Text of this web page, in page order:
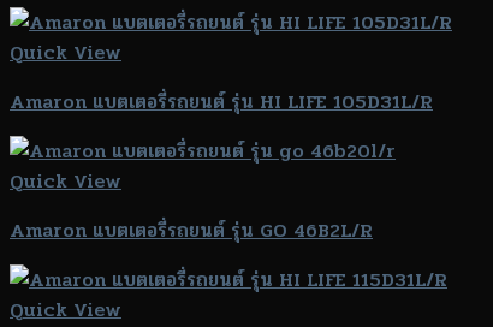
Quick View
Amaron แบตเตอรี่รถยนต์ รุ่น HI LIFE 105D31L/R
Quick View
Amaron แบตเตอรี่รถยนต์ รุ่น GO 46B2L/R
Quick View